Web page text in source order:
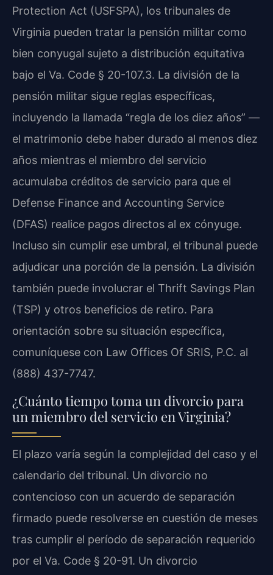
Protection Act (USFSPA), los tribunales de
Virginia pueden tratar la pensión militar como
bien conyugal sujeto a distribución equitativa
bajo el Va. Code § 20-107.3. La división de la
pensión militar sigue reglas específicas,
incluyendo la llamada “regla de los diez años” —
el matrimonio debe haber durado al menos diez
años mientras el miembro del servicio
acumulaba créditos de servicio para que el
Defense Finance and Accounting Service
(DFAS) realice pagos directos al ex cónyuge.
Incluso sin cumplir ese umbral, el tribunal puede
adjudicar una porción de la pensión. La división
también puede involucrar el Thrift Savings Plan
(TSP) y otros beneficios de retiro. Para
orientación sobre su situación específica,
comuníquese con Law Offices Of SRIS, P.C. al
(888) 437-7747.
¿Cuánto tiempo toma un divorcio para
un miembro del servicio en Virginia?
El plazo varía según la complejidad del caso y el
calendario del tribunal. Un divorcio no
contencioso con un acuerdo de separación
firmado puede resolverse en cuestión de meses
tras cumplir el período de separación requerido
por el Va. Code § 20-91. Un divorcio